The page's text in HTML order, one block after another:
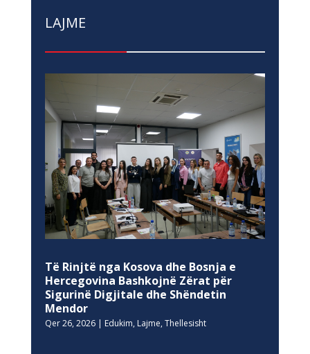
LAJME
Të Rinjtë nga Kosova dhe Bosnja e
Hercegovina Bashkojnë Zërat për
Sigurinë Digjitale dhe Shëndetin
Mendor
Qer 26, 2026| Edukim, Lajme, Thellesisht